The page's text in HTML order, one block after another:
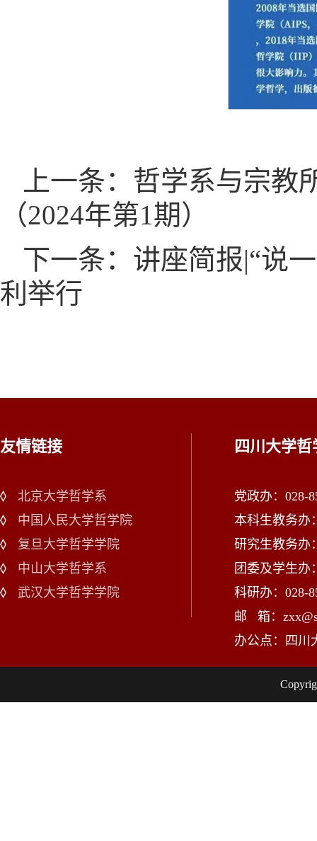
上一条：哲学系与宗
（2024年第1期）
下一条：讲座简报|“说
利举行
友情链接
北京大学哲学系
中国人民大学哲学院
复旦大学哲学学院
中山大学哲学系
武汉大学哲学学院
四川大学哲
党政办：028-
本科生教务办
研究生教务办
团委及学生办
科研办：028-
邮 箱：
办公点：四川